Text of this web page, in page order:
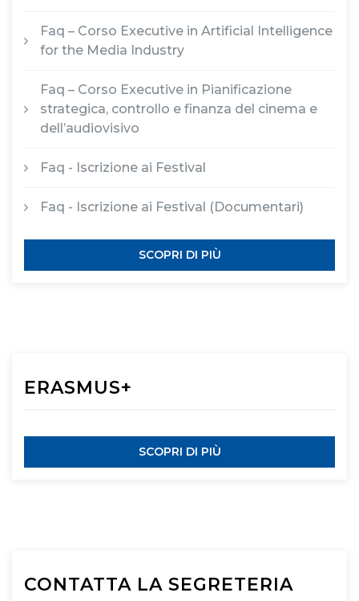
Faq – Corso Executive in Artificial Intelligence
for the Media Industry
Faq – Corso Executive in Pianificazione
strategica, controllo e finanza del cinema e
dell’audiovisivo
Faq - Iscrizione ai Festival
Faq - Iscrizione ai Festival (Documentari)
SCOPRI DI PIÙ
ERASMUS+
SCOPRI DI PIÙ
CONTATTA LA SEGRETERIA